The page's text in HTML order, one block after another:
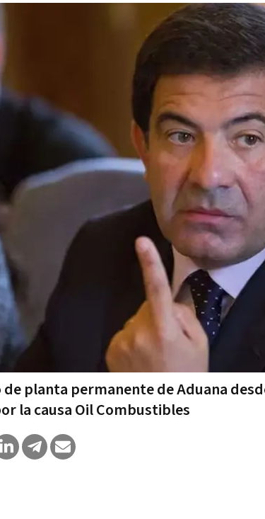
planta permanente de Aduana
la causa Oil Combustibles